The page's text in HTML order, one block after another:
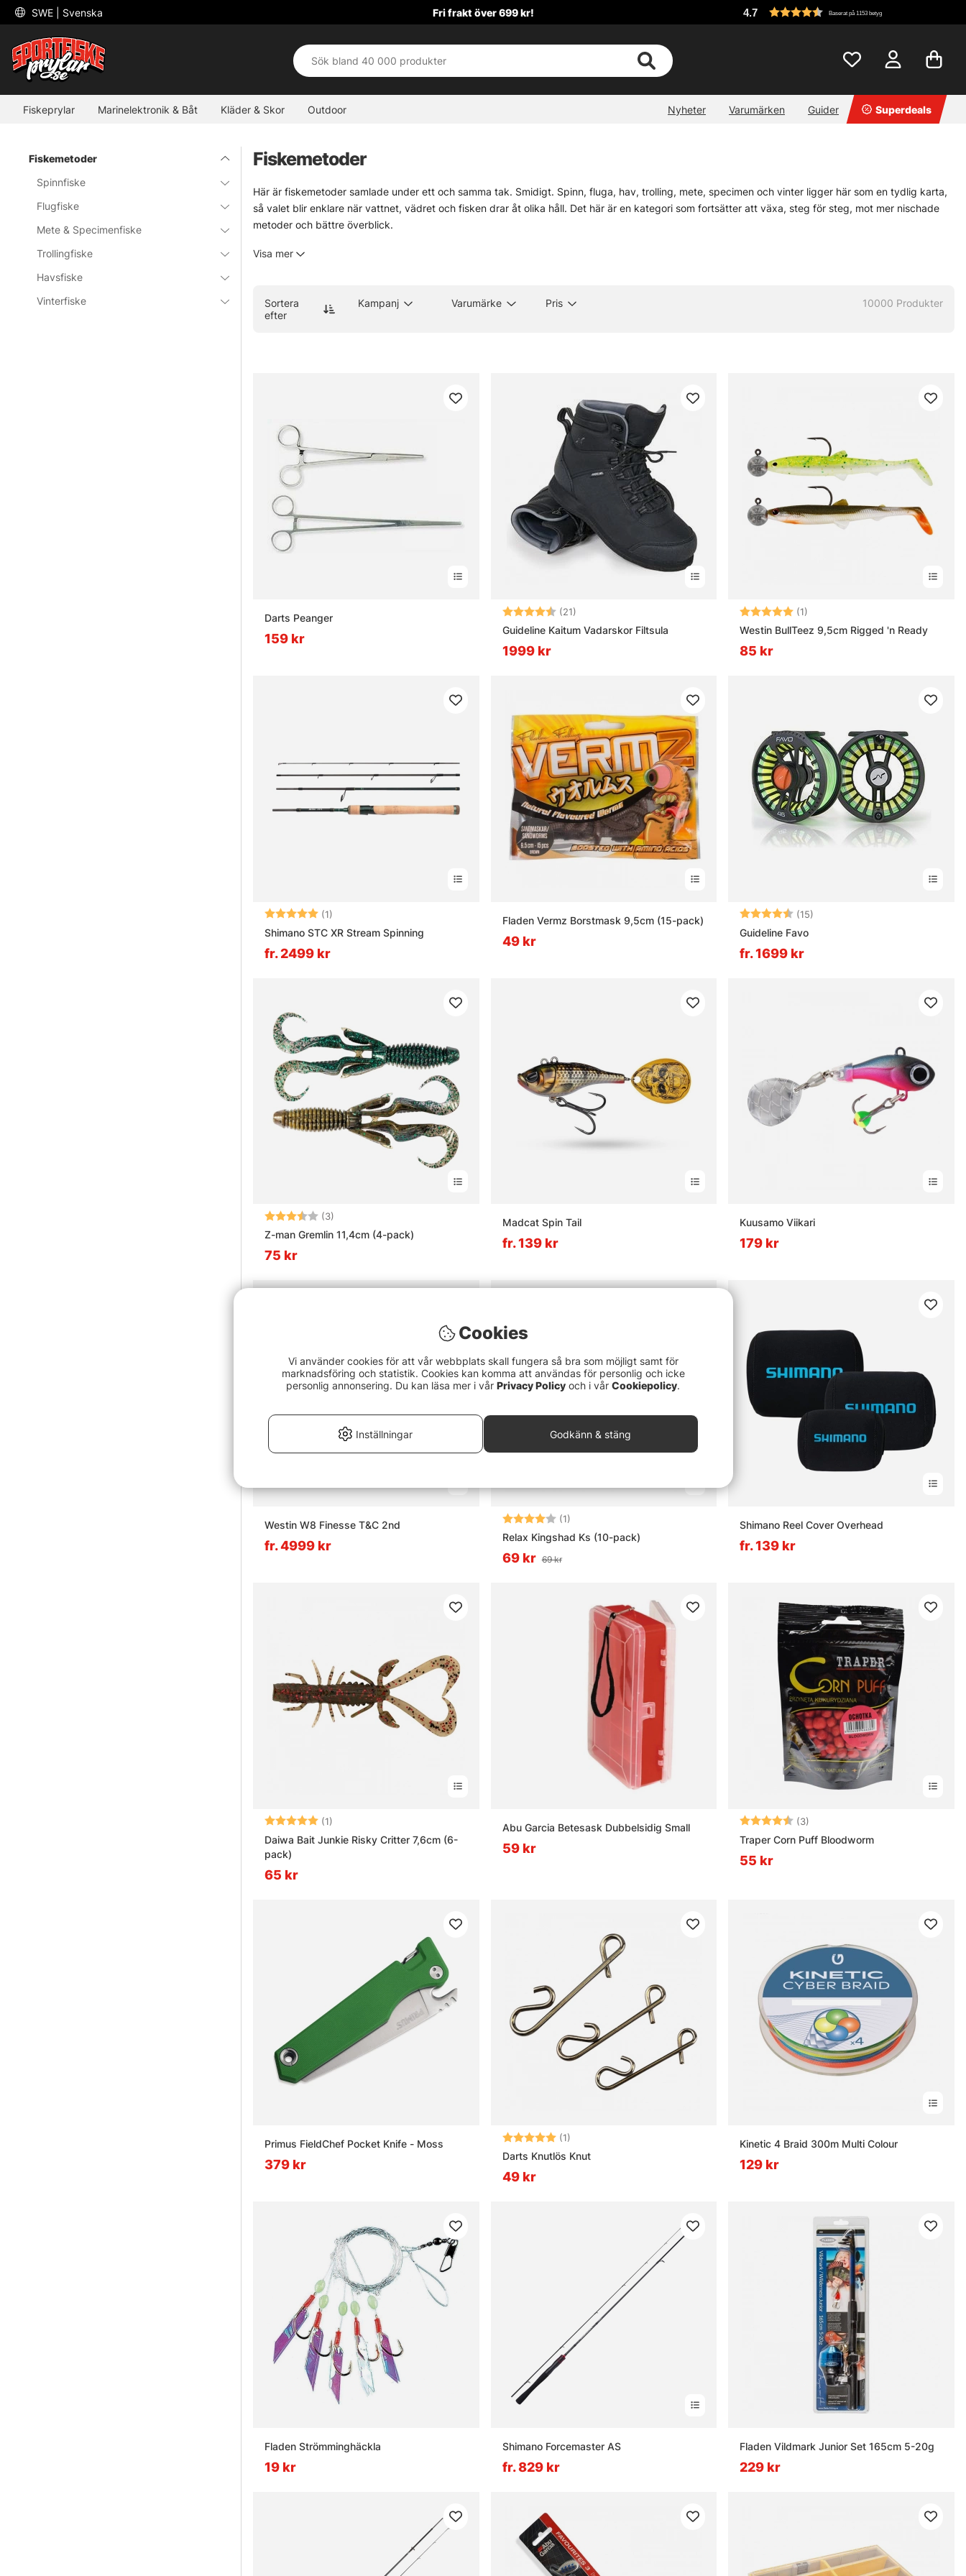
SWE | Svenska Fri frakt över 699 kr! 4.7 Baserat på 1153 betyg
Fiskeprylar Marinelektronik & Båt Kläder & Skor Outdoor Nyheter Varumärken Guider Superdeals
Fiskemetoder
Spinnfiske
Flugfiske
Mete & Specimenfiske
Trollingfiske
Havsfiske
Vinterfiske
Fiskemetoder
Här är fiskemetoder samlade under ett och samma tak. Smidigt. Spinn, fluga, hav, trolling, mete, specimen och vinter ligger här som en tydlig karta,
så valet blir enklare när vattnet, vädret och fisken drar åt olika håll. Det här är en kategori som fortsätter att växa, steg för steg, mot mer nischade
metoder och bättre överblick.
Välj väg efter säsong, plats och hur fisken beter sig just då. Det brukar spara både tid och huvudbry, och ibland är det precis det som gör skillnad.
» Havsfiske
Vanliga frågor om fiskemetoder
Vad är fiskemetoder?
Vad är trollingfiske?
Visa mer
Sortera
efter
Kampanj Varumärke Pris 10000 Produkter
Darts Peanger
159 kr
Betyg: (21)
Guideline Kaitum Vadarskor Filtsula
1999 kr
Betyg: (1)
Westin BullTeez 9,5cm Rigged 'n Ready
85 kr
Betyg: (1)
Shimano STC XR Stream Spinning
fr. 2499 kr
Fladen Vermz Borstmask 9,5cm (15-pack)
49 kr
Betyg: (15)
Guideline Favo
fr. 1699 kr
Betyg: (3)
Z-man Gremlin 11,4cm (4-pack)
75 kr
Madcat Spin Tail
fr. 139 kr
Kuusamo Viikari
179 kr
Westin W8 Finesse T&C 2nd
fr. 4999 kr
Betyg: (1)
Relax Kingshad Ks (10-pack)
69 kr 69 kr
Shimano Reel Cover Overhead
fr. 139 kr
Betyg: (1)
Daiwa Bait Junkie Risky Critter 7,6cm (6-
pack)
65 kr
Abu Garcia Betesask Dubbelsidig Small
59 kr
Betyg: (3)
Traper Corn Puff Bloodworm
55 kr
Primus FieldChef Pocket Knife - Moss
379 kr
Betyg: (1)
Darts Knutlös Knut
49 kr
Kinetic 4 Braid 300m Multi Colour
129 kr
Fladen Strömminghäckla
19 kr
Shimano Forcemaster AS
fr. 829 kr
Fladen Vildmark Junior Set 165cm 5-20g
229 kr
Cookies
Vi använder cookies för att vår webbplats skall fungera så bra som möjligt samt för
marknadsföring och statistik. Cookies kan komma att användas för personlig och icke
personlig annonsering. Du kan läsa mer i vår Privacy Policy och i vår Cookiepolicy.
Inställningar Godkänn & stäng